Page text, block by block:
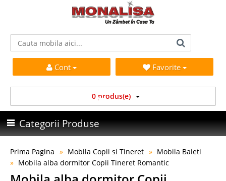
Cont Favorite
0 produs(e)
Categorii Produse
Prima Pagina Mobila Copii si Tineret
Mobila Baieti
Mobila alba dormitor Copii Tineret Romantic